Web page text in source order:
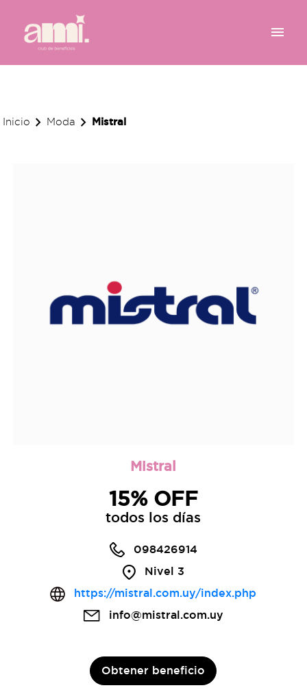
menu
Inicio chevron_right Moda chevron_right Mistral
15% OFF
todos los días
Mistral
098426914
Nivel 3
https://mistral.com.uy/index.php
info@mistral.com.uy
Obtener beneficio